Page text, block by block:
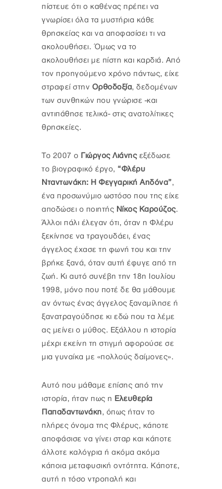
πίστευε ότι ο καθένας πρέπει να
γνωρίσει όλα τα μυστήρια κάθε
θρησκείας και να αποφασίσει τι να
ακολουθήσει. Όμως να το
ακολουθήσει με πίστη και καρδιά. Από
τον προηγούμενο χρόνο πάντως, είχε
στραφεί στην Ορθοδοξία, δεδομένων
των συνθηκών που γνώρισε -και
αντιπάθησε τελικά- στις ανατολίτικες
θρησκείες.
Το 2007 ο Γιώργος Λιάνης εξέδωσε
το βιογραφικό έργο, “Φλέρυ
Νταντωνάκη: Η Φεγγαρική Αηδόνα”,
ένα προσωνύμιο ωστόσο που της είχε
αποδώσει ο ποιητής Νίκος Καρούζος.
Άλλοι πάλι έλεγαν ότι, όταν η Φλέρυ
ξεκίνησε να τραγουδάει, ένας
άγγελος έχασε τη φωνή του και την
βρήκε ξανά, όταν αυτή έφυγε από τη
ζωή. Κι αυτό συνέβη την 18η Ιουλίου
1998, μόνο που ποτέ δε θα μάθουμε
αν όντως ένας άγγελος ξαναμίλησε ή
ξανατραγούδησε κι εδώ που τα λέμε
ας μείνει ο μύθος. Εξάλλου η ιστορία
μέχρι εκείνη τη στιγμή αφορούσε σε
μια γυναίκα με «πολλούς δαίμονες».
Αυτό που μάθαμε επίσης από την
ιστορία, ήταν πως η Ελευθερία
Παπαδαντωνάκη, όπως ήταν το
πλήρες όνομα της Φλέρυς, κάποτε
αποφάσισε να γίνει σταρ και κάποτε
άλλοτε καλόγρια ή ακόμα ακόμα
κάποια μεταφυσική οντότητα. Κάποτε,
αυτή η τόσο ντροπαλή και